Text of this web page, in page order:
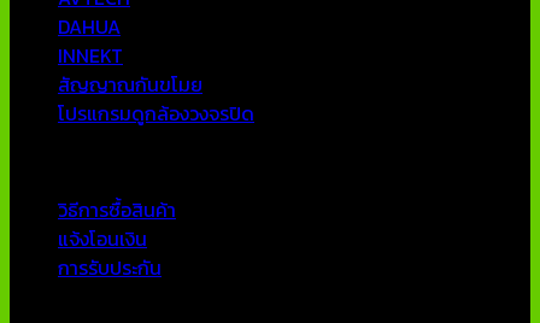
DAHUA
INNEKT
สัญญาณกันขโมย
โปรแกรมดูกล้องวงจรปิด
วิธีการซื้อสินค้า
แจ้งโอนเงิน
การรับประกัน